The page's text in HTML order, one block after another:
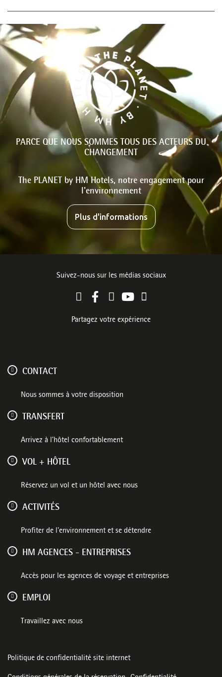
PARCE QUE NOUS SOMMES TOUS DES ACTEURS DU
CHANGEMENT
The PLANET by HM Hotels, notre engagement pour
l'environnement
Plus d'informations
Suivez-nous sur les médias sociaux
Partagez votre expérience
CONTACT
Nous sommes à votre disposition
TRANSFERT
Arrivez à l’hôtel confortablement
VOL + HÔTEL
Réservez un vol et un hôtel avec nous
ACTIVITÉS
Profiter de l'environnement et se détendre
HM AGENCES - ENTREPRISES
Accès pour les agences de voyage et entreprises
EMPLOI
Travaillez avec nous
Politique de confidentialité site internet